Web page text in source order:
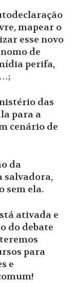
mapear o
esse novo
de
perifa,
das
para a
cenário de
da
salvadora,
sem ela.
ativada e
do debate
para
e